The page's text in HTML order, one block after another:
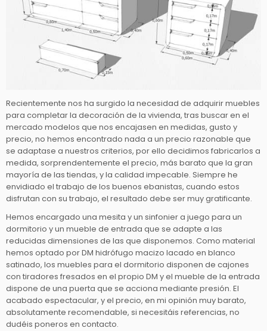
Recientemente nos ha surgido la necesidad de adquirir muebles
para completar la decoración de la vivienda, tras buscar en el
mercado modelos que nos encajasen en medidas, gusto y
precio, no hemos encontrado nada a un precio razonable que
se adaptase a nuestros criterios, por ello decidimos fabricarlos a
medida, sorprendentemente el precio, más barato que la gran
mayoría de las tiendas, y la calidad impecable. Siempre he
envidiado el trabajo de los buenos ebanistas, cuando estos
disfrutan con su trabajo, el resultado debe ser muy gratificante.
Hemos encargado una mesita y un sinfonier a juego para un
dormitorio y un mueble de entrada que se adapte a las
reducidas dimensiones de las que disponemos. Como material
hemos optado por DM hidrófugo macizo lacado en blanco
satinado, los muebles para el dormitorio disponen de cajones
con tiradores fresados en el propio DM y el mueble de la entrada
dispone de una puerta que se acciona mediante presión. El
acabado espectacular, y el precio, en mi opinión muy barato,
absolutamente recomendable, si necesitáis referencias, no
dudéis poneros en contacto.